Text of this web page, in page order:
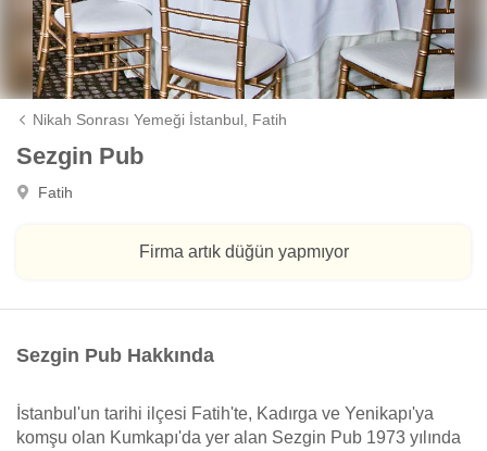
Nikah Sonrası Yemeği İstanbul, Fatih
Sezgin Pub
Fatih
Firma artık düğün yapmıyor
Sezgin Pub Hakkında
İstanbul'un tarihi ilçesi Fatih'te, Kadırga ve Yenikapı'ya
komşu olan Kumkapı'da yer alan Sezgin Pub 1973 yılında